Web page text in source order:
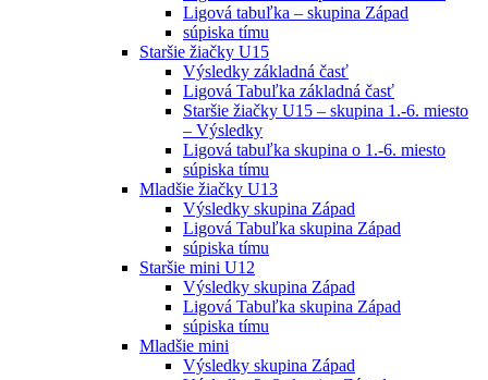
Ligová tabuľka – skupina Západ
súpiska tímu
Staršie žiačky U15
Výsledky základná časť
Ligová Tabuľka základná časť
Staršie žiačky U15 – skupina 1.-6. miesto
– Výsledky
Ligová tabuľka skupina o 1.-6. miesto
súpiska tímu
Mladšie žiačky U13
Výsledky skupina Západ
Ligová Tabuľka skupina Západ
súpiska tímu
Staršie mini U12
Výsledky skupina Západ
Ligová Tabuľka skupina Západ
súpiska tímu
Mladšie mini
Výsledky skupina Západ